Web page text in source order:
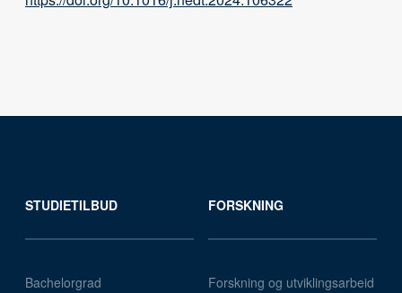
STUDIETILBUD
Bachelorgrad
FORSKNING
Forskning og utviklingsarbeid